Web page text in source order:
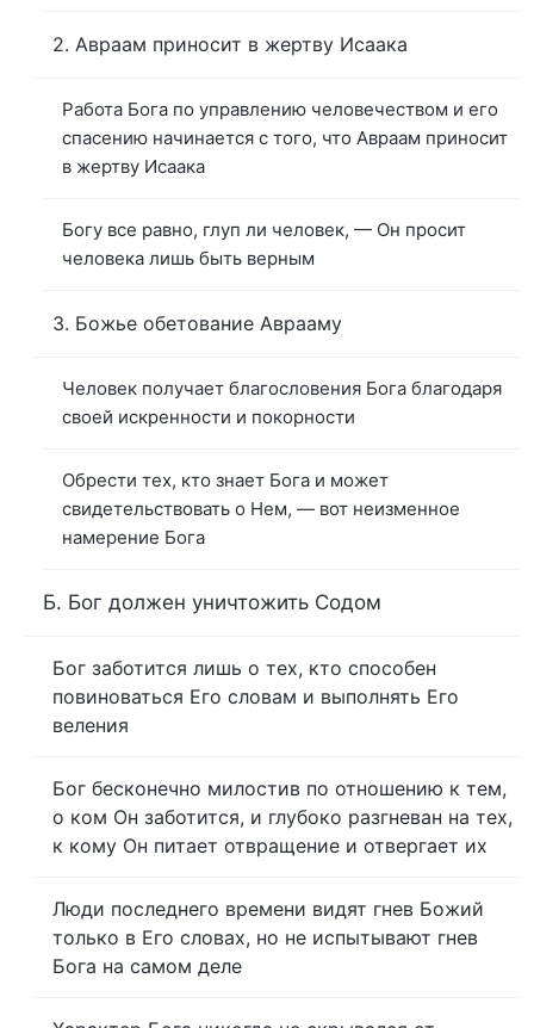
2. Авраам приносит в жертву Исаака
Работа Бога по управлению человечеством и его
спасению начинается с того, что Авраам приносит
в жертву Исаака
Богу все равно, глуп ли человек, — Он просит
человека лишь быть верным
3. Божье обетование Аврааму
Человек получает благословения Бога благодаря
своей искренности и покорности
Обрести тех, кто знает Бога и может
свидетельствовать о Нем, — вот неизменное
намерение Бога
Б. Бог должен уничтожить Содом
Бог заботится лишь о тех, кто способен
повиноваться Его словам и выполнять Его
веления
Бог бесконечно милостив по отношению к тем,
о ком Он заботится, и глубоко разгневан на тех,
к кому Он питает отвращение и отвергает их
Люди последнего времени видят гнев Божий
только в Его словах, но не испытывают гнев
Бога на самом деле